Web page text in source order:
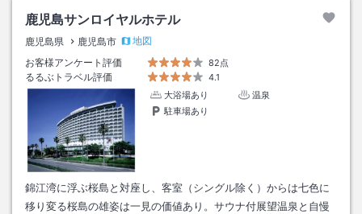
鹿児島サンロイヤルホテル
鹿児島県 鹿児島市
地図
お客様アンケート評価
82点
るるぶトラベル評価
4.1
大浴場あり
温泉
駐車場あり
錦江湾に浮ぶ桜島と対座し、客室（シングル除く）からは七色に
移り変る桜島の雄姿は一見の価値あり。サウナ付展望温泉と自慢